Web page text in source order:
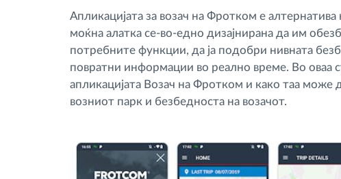
Апликацијата за возач на Фротком е
моќна алатка се-во-едно дизајнирана да им
потребните функции, да ја подобри нивната
повратни информации во реално време. Во оваа
апликацијата Возач на Фротком и како таа може
возниот парк и безбедноста на возачот.